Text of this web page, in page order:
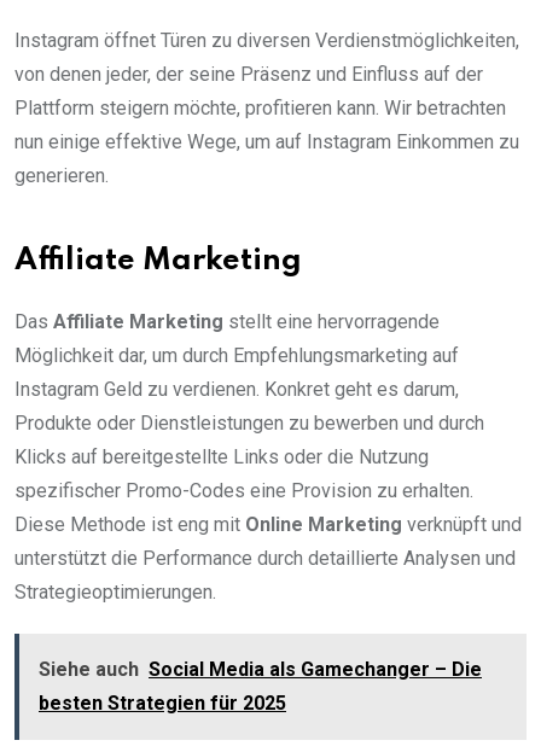
Instagram öffnet Türen zu diversen Verdienstmöglichkeiten,
von denen jeder, der seine Präsenz und Einfluss auf der
Plattform steigern möchte, profitieren kann. Wir betrachten
nun einige effektive Wege, um auf Instagram Einkommen zu
generieren.
Affiliate Marketing
Das Affiliate Marketing stellt eine hervorragende
Möglichkeit dar, um durch Empfehlungsmarketing auf
Instagram Geld zu verdienen. Konkret geht es darum,
Produkte oder Dienstleistungen zu bewerben und durch
Klicks auf bereitgestellte Links oder die Nutzung
spezifischer Promo-Codes eine Provision zu erhalten.
Diese Methode ist eng mit Online Marketing verknüpft und
unterstützt die Performance durch detaillierte Analysen und
Strategieoptimierungen.
Siehe auch Social Media als Gamechanger – Die
besten Strategien für 2025